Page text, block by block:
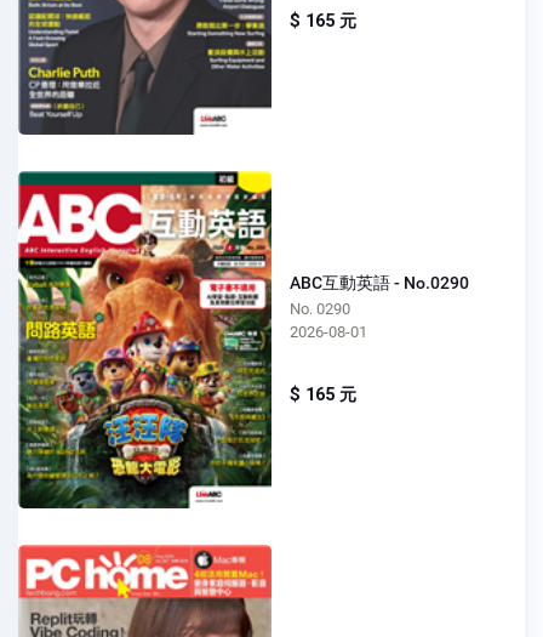
$ 165 元
ABC互動英語 - No.0290
No. 0290
2026-08-01
$ 165 元